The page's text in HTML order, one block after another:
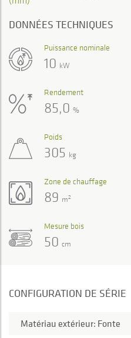
DONNÉES TECHNIQUES
Puissance nominale
10 kW
Rendement
85,0 %
Zone de chauffage
89 m2
Poids
305 kg
Mesure bois
50 cm
CONFIGURATION DE SÉRIE
Matériau extérieur: Fonte